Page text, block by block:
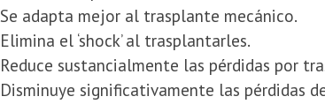
Se adapta mejor al trasplante mecánico.
Elimina el ‘shock’ al trasplantarles.
Reduce sustancialmente las pérdidas por
Disminuye significativamente las pérdidas